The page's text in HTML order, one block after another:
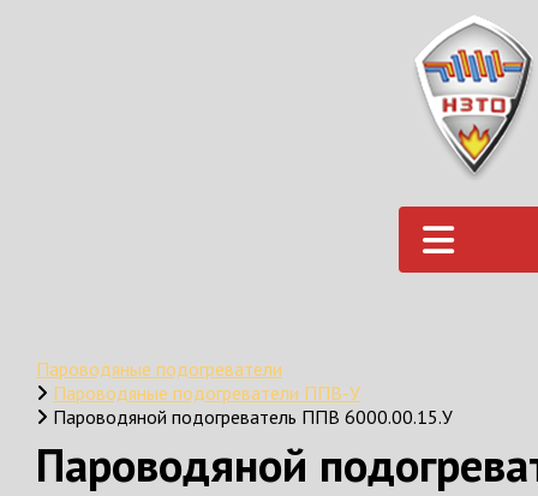
Пароводяные подогреватели
Пароводяные подогреватели ППВ-У
Пароводяной подогреватель ППВ 6000.00.15.У
Пароводяной